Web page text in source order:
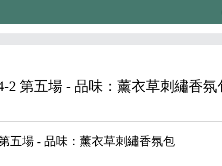
2 第五場 - 品味：薰衣草刺繡香氛
五場 - 品味：薰衣草刺繡香氛包